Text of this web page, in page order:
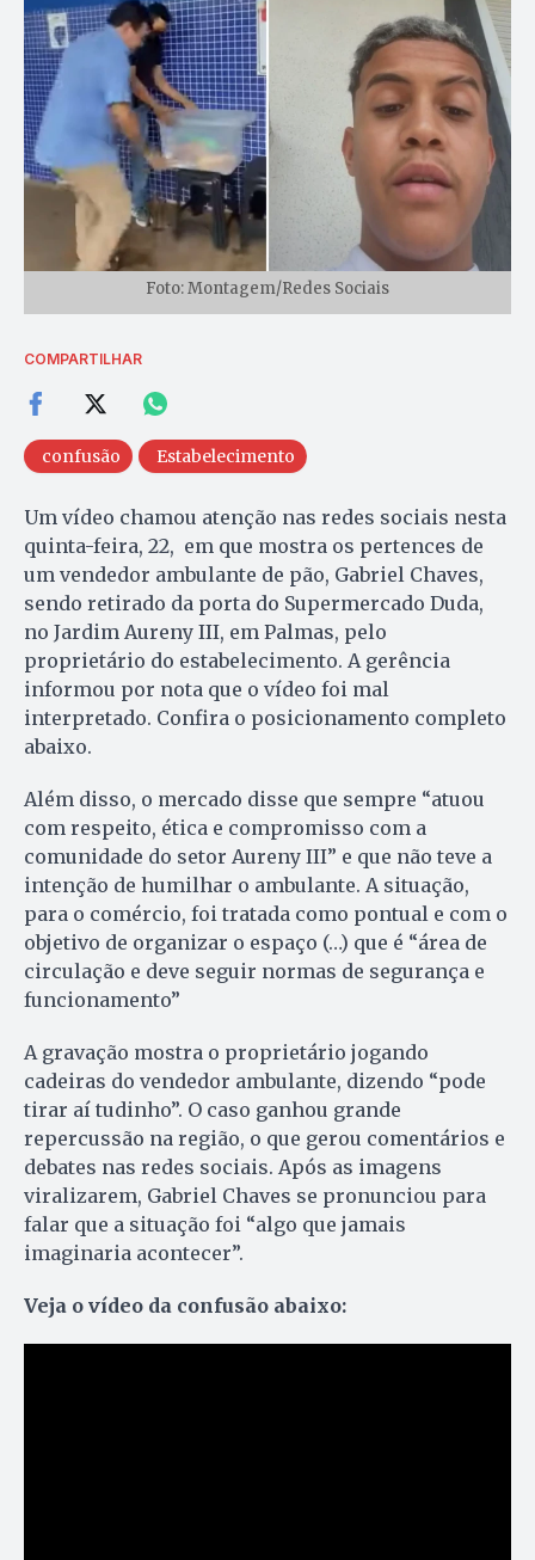
Foto: Montagem/Redes Sociais
COMPARTILHAR
confusão Estabelecimento
Um vídeo chamou atenção nas redes sociais nesta
quinta-feira, 22, em que mostra os pertences de
um vendedor ambulante de pão, Gabriel Chaves,
sendo retirado da porta do Supermercado Duda,
no Jardim Aureny III, em Palmas, pelo
proprietário do estabelecimento. A gerência
informou por nota que o vídeo foi mal
interpretado. Confira o posicionamento completo
abaixo.
Além disso, o mercado disse que sempre “atuou
com respeito, ética e compromisso com a
comunidade do setor Aureny III” e que não teve a
intenção de humilhar o ambulante. A situação,
para o comércio, foi tratada como pontual e com o
objetivo de organizar o espaço (…) que é “área de
circulação e deve seguir normas de segurança e
funcionamento”
A gravação mostra o proprietário jogando
cadeiras do vendedor ambulante, dizendo “pode
tirar aí tudinho”. O caso ganhou grande
repercussão na região, o que gerou comentários e
debates nas redes sociais. Após as imagens
viralizarem, Gabriel Chaves se pronunciou para
falar que a situação foi “algo que jamais
imaginaria acontecer”.
Veja o vídeo da confusão abaixo: